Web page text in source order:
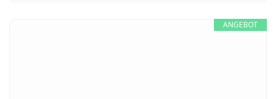
ANGEBOT